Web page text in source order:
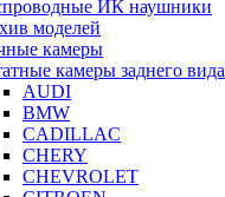
ИК наушники
моделей
камеры
камеры заднего вида
AUDI
BMW
CADILLAC
CHERY
CHEVROLET